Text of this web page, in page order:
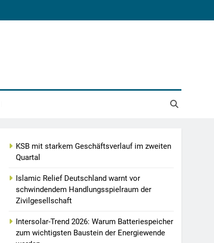
KSB mit starkem Geschäftsverlauf im zweiten
Quartal
Islamic Relief Deutschland warnt vor
schwindendem Handlungsspielraum der
Zivilgesellschaft
Intersolar-Trend 2026: Warum Batteriespeicher
zum wichtigsten Baustein der Energiewende